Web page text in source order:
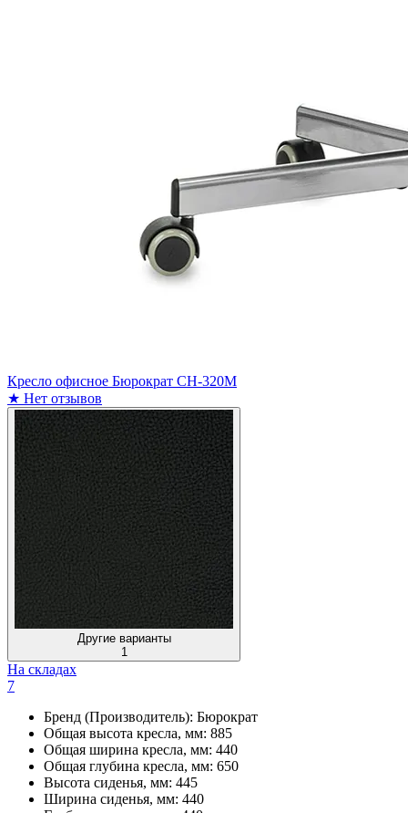
Кресло офисное Бюрократ CH-320M
★ Нет отзывов
Другие варианты
1
На складах
7
Бренд (Производитель): Бюрократ
Общая высота кресла, мм: 885
Общая ширина кресла, мм: 440
Общая глубина кресла, мм: 650
Высота сиденья, мм: 445
Ширина сиденья, мм: 440